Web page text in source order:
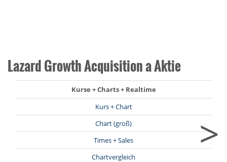
Lazard Growth Acquisition a Aktie
Kurse + Charts + Realtime
Kurs + Chart
Chart (groß)
Times + Sales
Chartvergleich
>